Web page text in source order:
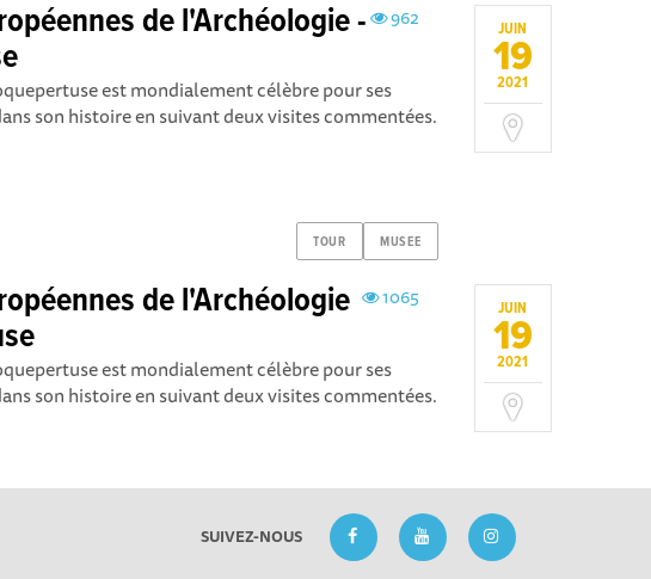
JUIN
19
2021
962
de l'Archéologie -
est mondialement célèbre pour ses
son histoire en suivant deux visites commentées.
TOUR MUSEE
JUIN
19
2021
1065
de l'Archéologie
est mondialement célèbre pour ses
son histoire en suivant deux visites commentées.
SUIVEZ-NOUS